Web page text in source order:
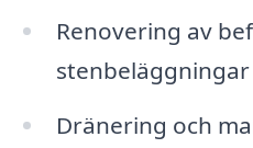
Renovering av
stenbeläggningar
Dränering och